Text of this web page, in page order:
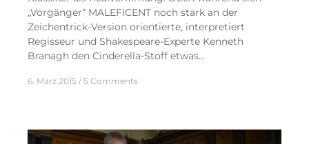
„Vorgänger“ MALEFICENT noch stark an der
Zeichentrick-Version orientierte, interpretiert
Regisseur und Shakespeare-Experte Kenneth
Branagh den Cinderella-Stoff etwas…
6. März 2015 5 Comments